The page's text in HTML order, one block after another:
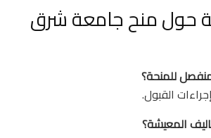
حول منح جامعة شرق
للمنحة؟
القبول.
المعيشة؟